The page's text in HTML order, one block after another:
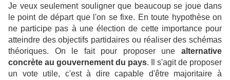
Je veux seulement souligner que beaucoup se joue dans
le point de départ que l'on se fixe. En toute hypothèse on
ne participe pas à une élection de cette importance pour
atteindre des objectifs partidaires ou réaliser des schémas
théoriques. On le fait pour proposer une alternative
concrète au gouvernement du pays. Il s'agit de proposer
un vote utile, c'est à dire capable d'être majoritaire à